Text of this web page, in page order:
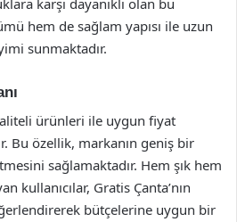
hem de sağlam yapısı ile uzun
sunmaktadır.
ürünleri ile uygun fiyat
Bu özellik, markanın geniş bir
sağlamaktadır. Hem şık hem
kullanıcılar, Gratis Çanta’nın
bütçelerine uygun bir